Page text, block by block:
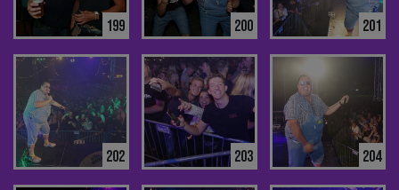
199 200 201
202 203 204